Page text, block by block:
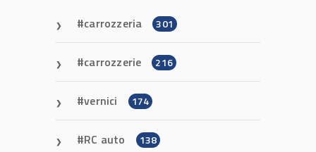
carrozzeria 301
carrozzerie 216
vernici 174
RC auto 138